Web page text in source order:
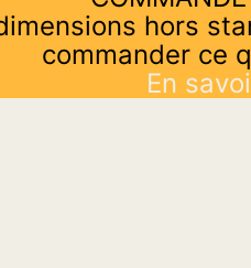
hors
commander ce
En